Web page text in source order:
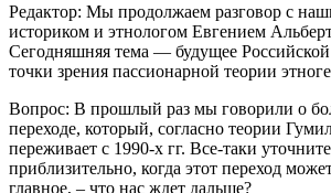
Редактор: Мы продолжаем разговор с
историком и этнологом Евгением
Сегодняшняя тема — будущее
точки зрения пассионарной теории
Вопрос: В прошлый раз мы говорили о
переходе, который, согласно теории
переживает с 1990-х гг. Все-таки
приблизительно, когда этот переход
главное, – что нас ждет дальше?